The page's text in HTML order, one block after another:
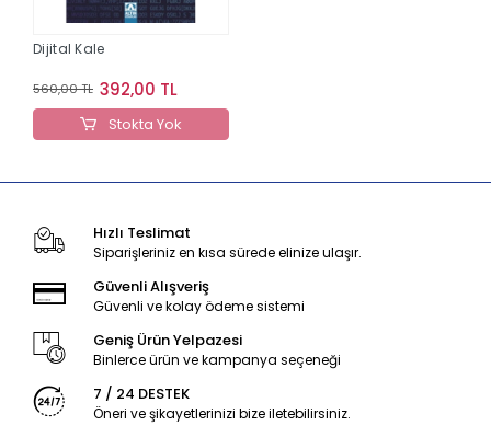
Dijital Kale
560,00 TL 392,00 TL
Stokta Yok
Hızlı Teslimat
Siparişleriniz en kısa sürede elinize ulaşır.
Güvenli Alışveriş
Güvenli ve kolay ödeme sistemi
Geniş Ürün Yelpazesi
Binlerce ürün ve kampanya seçeneği
7 / 24 DESTEK
Öneri ve şikayetlerinizi bize iletebilirsiniz.